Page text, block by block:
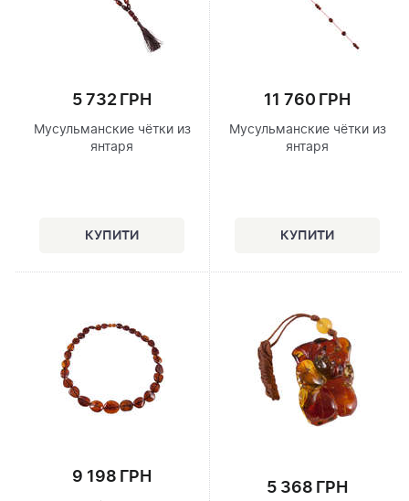
5 732 ГРН
Мусульманские чётки из
янтаря
11 760 ГРН
Мусульманские чётки из
янтаря
9 198 ГРН
5 368 ГРН